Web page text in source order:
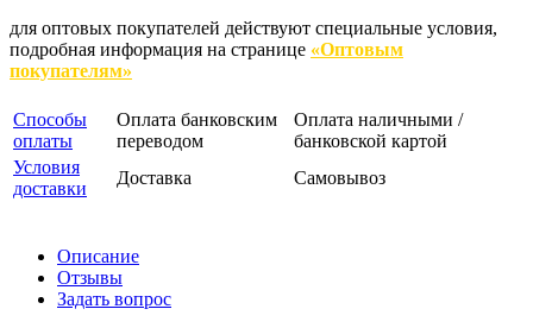
для оптовых покупателей действуют специальные условия,
подробная информация на странице «Оптовым
покупателям»
Способы
оплаты
Оплата банковским
переводом
Оплата наличными /
банковской картой
Условия
доставки
Доставка Самовывоз
Описание
Отзывы
Задать вопрос